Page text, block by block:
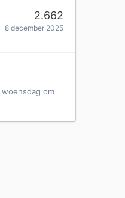
2.662
8 december 2025
woensdag om